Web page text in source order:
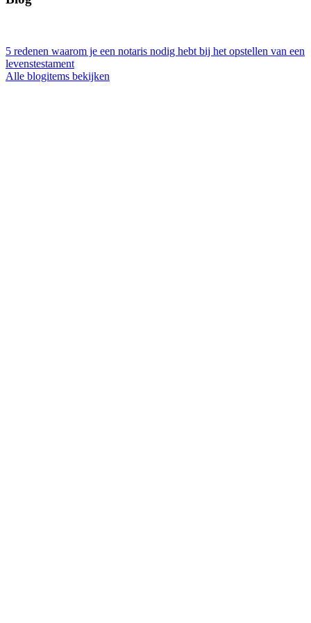
5 redenen waarom je een notaris nodig hebt bij het opstellen van een
levenstestament
Alle blogitems bekijken